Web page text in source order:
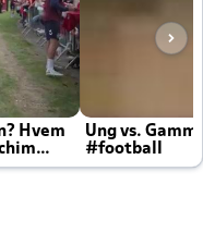
Hvem
Ung vs.
#football